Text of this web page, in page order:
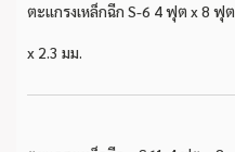
ตะแกรงเหล็กฉีก S-6 4 ฟุต x 8 ฟุต
x 2.3 มม.